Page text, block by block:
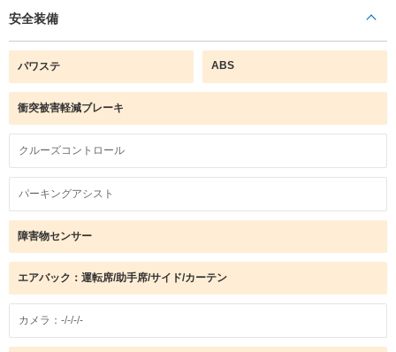
安全装備
パワステ ABS
衝突被害軽減ブレーキ
クルーズコントロール
パーキングアシスト
障害物センサー
エアバック：運転席/助手席/サイド/カーテン
カメラ：-/-/-/-